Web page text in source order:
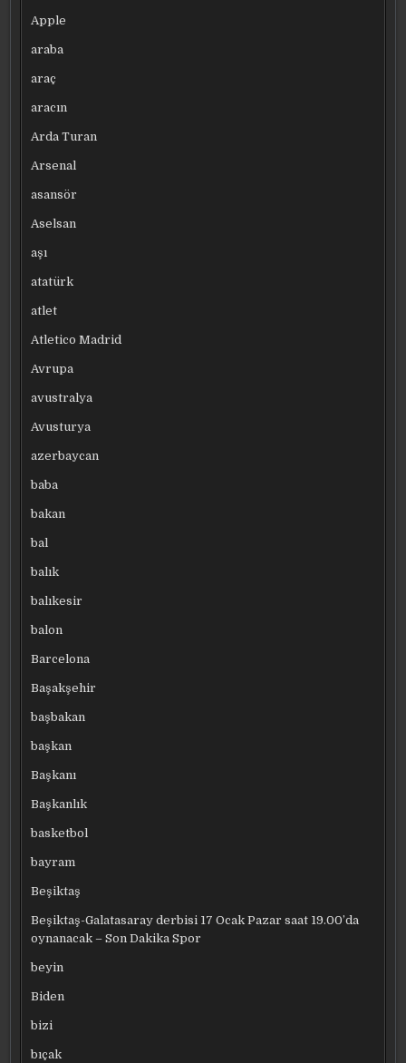
Apple
araba
araç
aracın
Arda Turan
Arsenal
asansör
Aselsan
aşı
atatürk
atlet
Atletico Madrid
Avrupa
avustralya
Avusturya
azerbaycan
baba
bakan
bal
balık
balıkesir
balon
Barcelona
Başakşehir
başbakan
başkan
Başkanı
Başkanlık
basketbol
bayram
Beşiktaş
Beşiktaş-Galatasaray derbisi 17 Ocak Pazar saat 19.00’da
oynanacak – Son Dakika Spor
beyin
Biden
bizi
bıçak